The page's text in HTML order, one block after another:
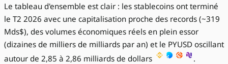
Le tableau d'ensemble est clair : les stablecoins ont terminé
le T2 2026 avec une capitalisation proche des records (~319
Mds$), des volumes économiques réels en plein essor
(dizaines de milliers de milliards par an) et le PYUSD oscillant
autour de 2,85 à 2,86 milliards de dollars
.